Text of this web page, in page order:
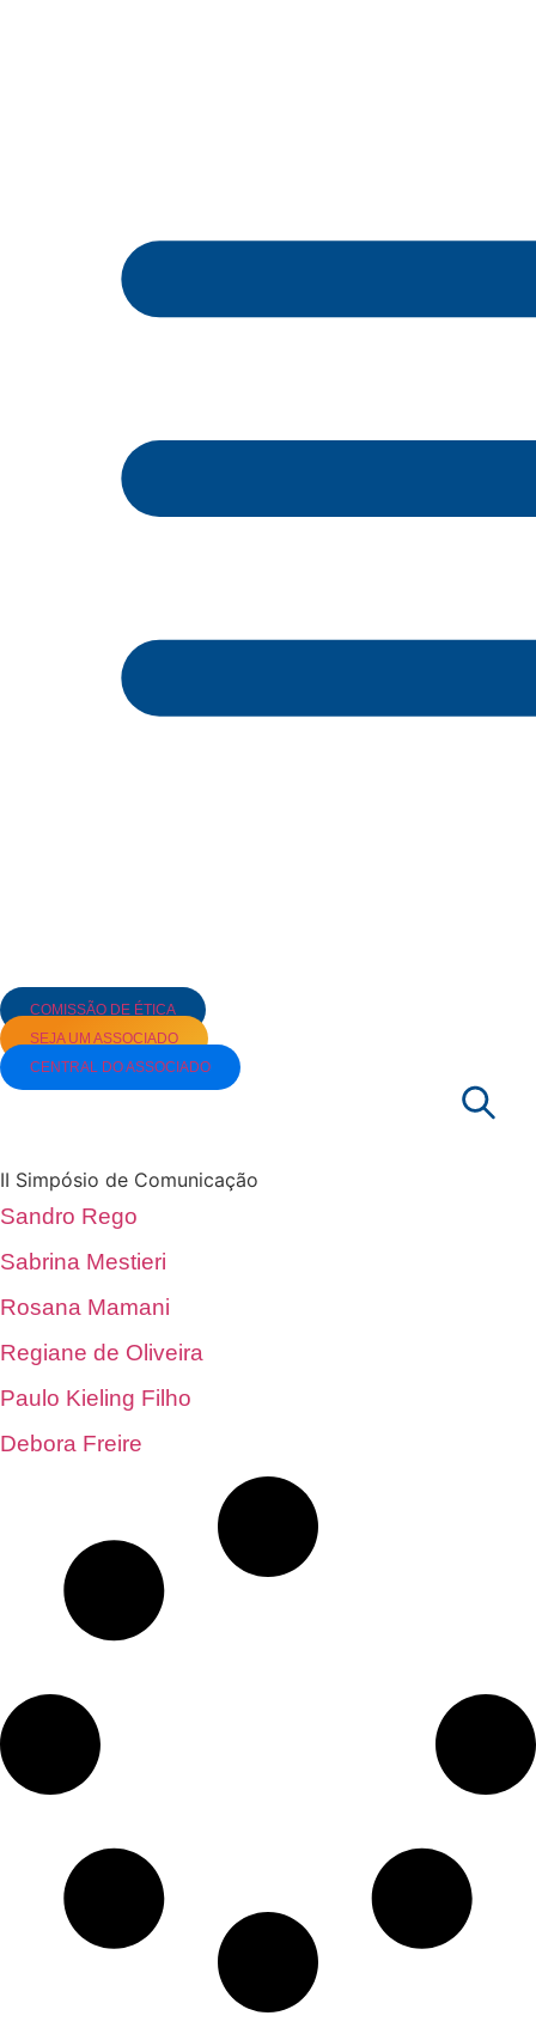
COMISSÃO DE ÉTICA
SEJA UM ASSOCIADO
CENTRAL DO ASSOCIADO
II Simpósio de Comunicação
Sandro Rego
Sabrina Mestieri
Rosana Mamani
Regiane de Oliveira
Paulo Kieling Filho
Debora Freire